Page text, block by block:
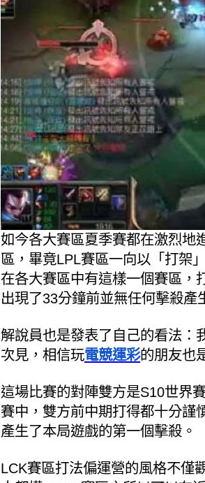
如今各大賽區夏季賽都在激烈地
區，畢竟LPL賽區一向以「打架
在各大賽區中有這樣一個賽區，
出現了33分鐘前並無任何擊殺
解說員也是發表了自己的看法：
次見，相信玩電競運彩的朋友也
這場比賽的對陣雙方是S10世界
賽中，雙方前中期打得都十分謹
產生了本局遊戲的第一個擊殺。
LCK賽區打法偏運營的風格不僅